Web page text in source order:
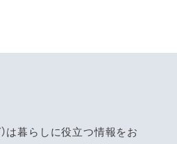
は暮らしに役立つ情報をお